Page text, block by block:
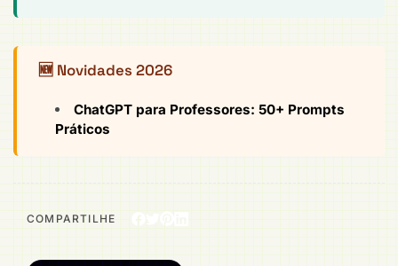
🆕 Novidades 2026
ChatGPT para Professores: 50+ Prompts
Práticos
COMPARTILHE